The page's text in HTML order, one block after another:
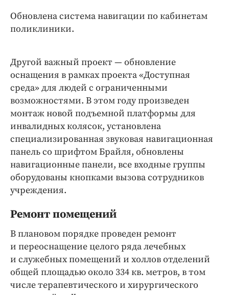
Обновлена система навигации по кабинетам
поликлиники.
Другой важный проект — обновление
оснащения в рамках проекта «Доступная
среда» для людей с ограниченными
возможностями. В этом году произведен
монтаж новой подъемной платформы для
инвалидных колясок, установлена
специализированная звуковая навигационная
панель со шрифтом Брайля, обновлены
навигационные панели, все входные группы
оборудованы кнопками вызова сотрудников
учреждения.
Ремонт помещений
В плановом порядке проведен ремонт
и переоснащение целого ряда лечебных
и служебных помещений и холлов отделений
общей площадью около 334 кв. метров, в том
числе терапевтического и хирургического